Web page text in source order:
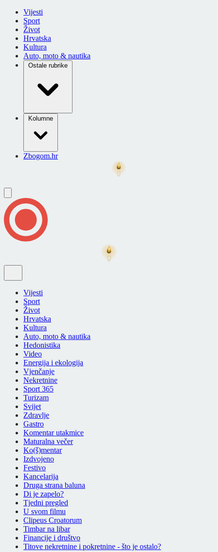
Vijesti
Sport
Život
Hrvatska
Kultura
Auto, moto & nautika
Ostale rubrike
Kolumne
Zbogom.hr
Vijesti
Sport
Život
Hrvatska
Kultura
Auto, moto & nautika
Hedonistika
Video
Energija i ekologija
Vjenčanje
Nekretnine
Sport 365
Turizam
Svijet
Zdravlje
Gastro
Komentar utakmice
Maturalna večer
Ko(š)mentar
Izdvojeno
Festivo
Kancelarija
Druga strana baluna
Di je zapelo?
Tjedni pregled
U svom filmu
Clipeus Croatorum
Timbar na libar
Financije i društvo
Titove nekretnine i pokretnine - što je ostalo?